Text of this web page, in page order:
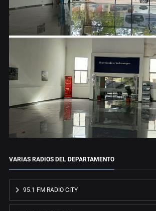
VARIAS RADIOS DEL DEPARTAMENTO
95.1 FM RADIO CITY